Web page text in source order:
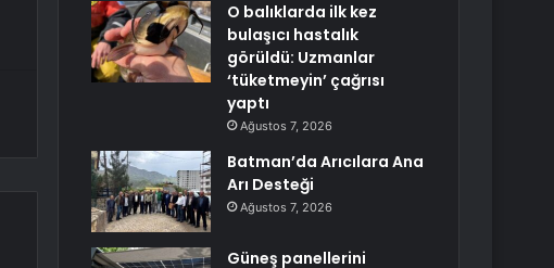
O balıklarda ilk kez
bulaşıcı hastalık
görüldü: Uzmanlar
‘tüketmeyin’ çağrısı
yaptı
Ağustos 7, 2026
Batman’da Arıcılara Ana
Arı Desteği
Ağustos 7, 2026
Güneş panellerini